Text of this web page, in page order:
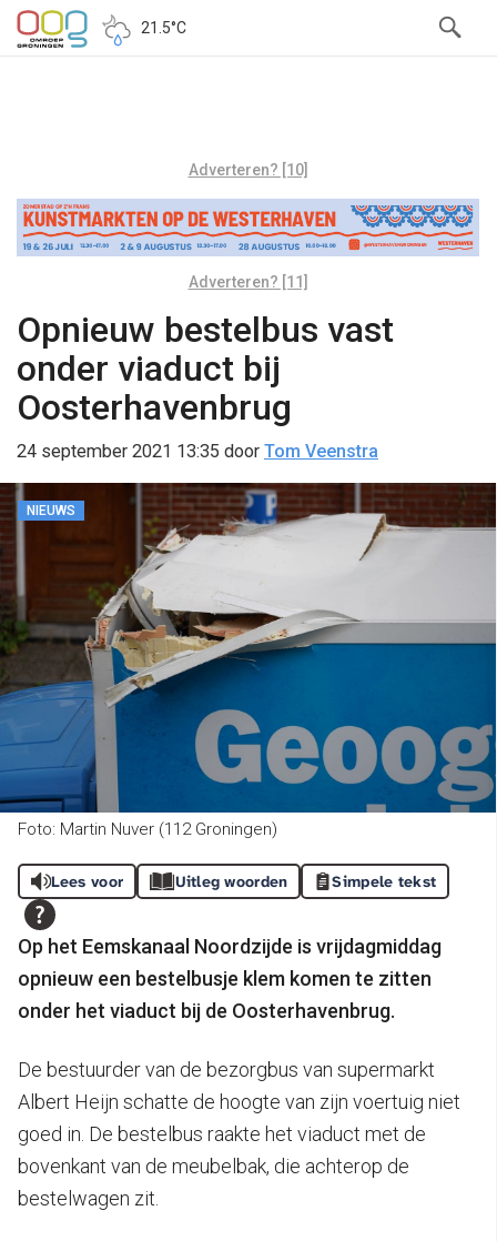
21.5°C
Adverteren? [10]
Adverteren? [11]
Opnieuw bestelbus vast
onder viaduct bij
Oosterhavenbrug
24 september 2021 13:35 door Tom Veenstra
NIEUWS
Foto: Martin Nuver (112 Groningen)
Lees voor Uitleg woorden Simpele tekst
Op het Eemskanaal Noordzijde is vrijdagmiddag
opnieuw een bestelbusje klem komen te zitten
onder het viaduct bij de Oosterhavenbrug.
De bestuurder van de bezorgbus van supermarkt
Albert Heijn schatte de hoogte van zijn voertuig niet
goed in. De bestelbus raakte het viaduct met de
bovenkant van de meubelbak, die achterop de
bestelwagen zit.